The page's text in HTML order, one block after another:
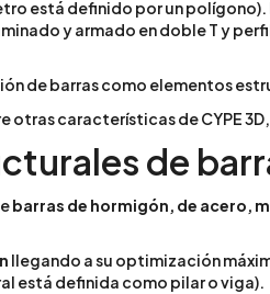
está definido por un
y armado en doble T y
de barras como elementos
otras características de CYPE
de
barras de hormigón, de acero,
llegando a su optimización
está definida como pilar o viga).